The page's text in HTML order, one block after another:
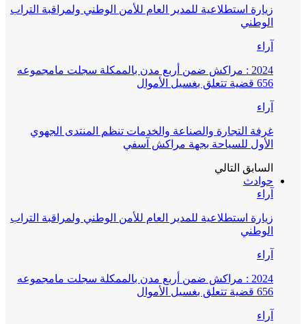
زيارة استطلاعية للمدير العام للأمن الوطني ولمراقبة التراب
الوطني
آراء
2024 : مراكش ضمن أربع مدن بالممكلة سجلت مامجموعه
656 قضية تتعلق بغسيل الأموال
آراء
غرفة التجارة والصناعة والخدمات تنظم المنتدى الجهوي
الأول للسياحة بجهة مراكش آسفي
السابق التالي
حوادث
آراء
زيارة استطلاعية للمدير العام للأمن الوطني ولمراقبة التراب
الوطني
آراء
2024 : مراكش ضمن أربع مدن بالممكلة سجلت مامجموعه
656 قضية تتعلق بغسيل الأموال
آراء